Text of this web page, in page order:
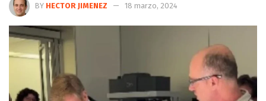
BY HECTOR JIMENEZ 18 marzo, 2024